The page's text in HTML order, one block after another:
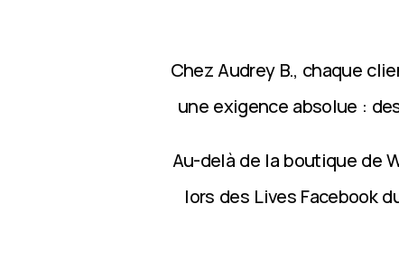
Chez Audrey B., chaque
une exigence absolue :
Au-delà de la boutique de
lors des Lives Facebook